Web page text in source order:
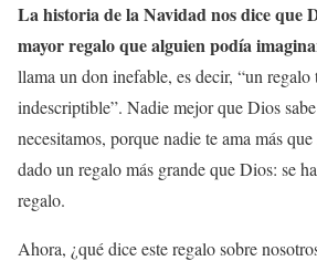
La historia de la Navidad nos dice que
mayor regalo que alguien podía
llama un don inefable, es decir, “un regalo
indescriptible”. Nadie mejor que Dios
necesitamos, porque nadie te ama más
dado un regalo más grande que Dios: se
regalo.
Ahora, ¿qué dice este regalo sobre